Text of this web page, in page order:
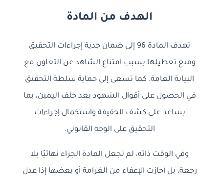
الهدف من المادة
تهدف المادة 96 إلى ضمان جدية إجراءات التحقيق
ومنع تعطيلها بسبب امتناع الشاهد عن التعاون مع
النيابة العامة. كما تسعى إلى حماية سلطة التحقيق
في الحصول على أقوال الشهود بعد حلف اليمين، بما
يساعد على كشف الحقيقة واستكمال إجراءات
التحقيق على الوجه القانوني.
وفي الوقت ذاته، لم تجعل المادة الجزاء نهائيًا بلا
رجعة، بل أجازت الإعفاء من الغرامة أو بعضها إذا عدل